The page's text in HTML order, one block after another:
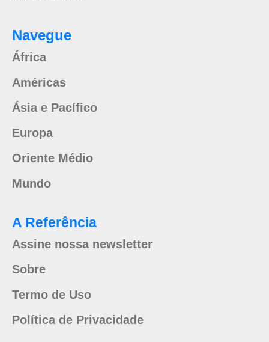
Navegue
África
Américas
Ásia e Pacífico
Europa
Oriente Médio
Mundo
A Referência
Assine nossa newsletter
Sobre
Termo de Uso
Política de Privacidade